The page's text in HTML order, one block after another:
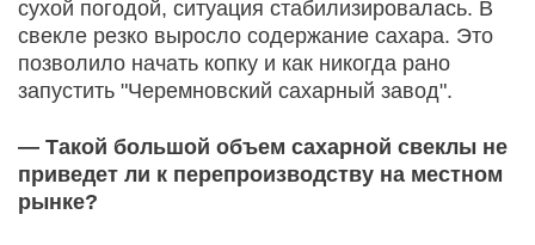
сухой погодой, ситуация стабилизировалась. В
свекле резко выросло содержание сахара. Это
позволило начать копку и как никогда рано
запустить "Черемновский сахарный завод".
— Такой большой объем сахарной свеклы не
приведет ли к перепроизводству на местном
рынке?